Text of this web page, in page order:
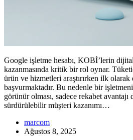
Google işletme hesabı, KOBİ’lerin
kazanmasında kritik bir rol oynar.
ürün ve hizmetleri araştırırken ilk
başvurmaktadır. Bu nedenle bir
görünür olması, sadece rekabet avantajı
sürdürülebilir müşteri kazanımı…
marcom
Ağustos 8, 2025